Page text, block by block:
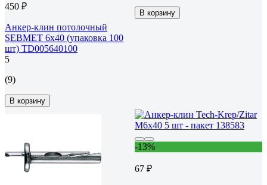
450 ₽
Анкер-клин потолочный
SEBMET 6х40 (упаковка 100
шт) TD005640100
5
(9)
В корзину
В корзину
-13%
67 ₽